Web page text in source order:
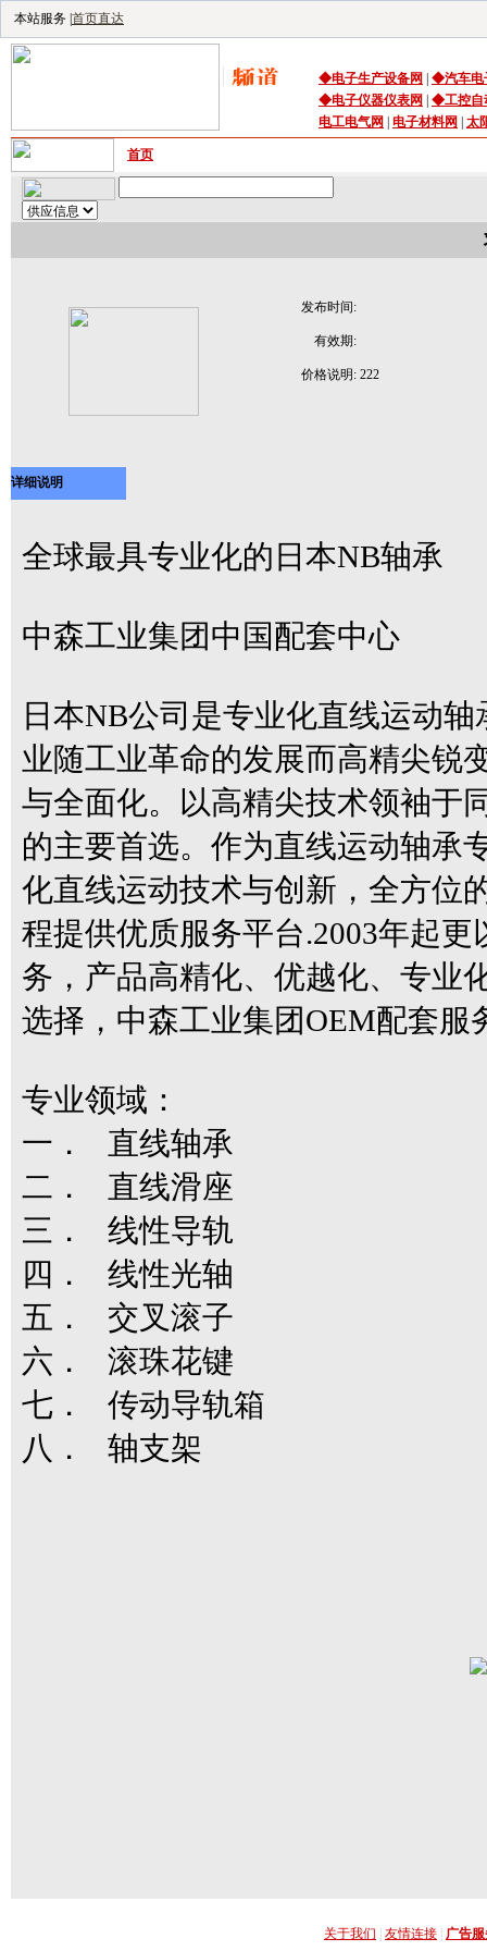
本站服务 | 首页直达
◆电子生产设备网 ◆汽车电
◆电子仪器仪表网 ◆工控自
电工电气网
电子材料网 太
首页
发布时间:
有效期:
价格说明: 222
详细说明
全球最具专业化的日本NB轴承
中森工业集团中国配套中心
日本NB公司是专业化直线运动
业随工业革命的发展而高精尖锐
与全面化。以高精尖技术领袖于
的主要首选。作为直线运动轴承
化直线运动技术与创新，全方位
程提供优质服务平台.2003年起
务，产品高精化、优越化、专业
选择，中森工业集团OEM配套
专业领域：
一． 直线轴承
二． 直线滑座
三． 线性导轨
四． 线性光轴
五． 交叉滚子
六． 滚珠花键
七． 传动导轨箱
八． 轴支架
关于我们 友情连接 广告